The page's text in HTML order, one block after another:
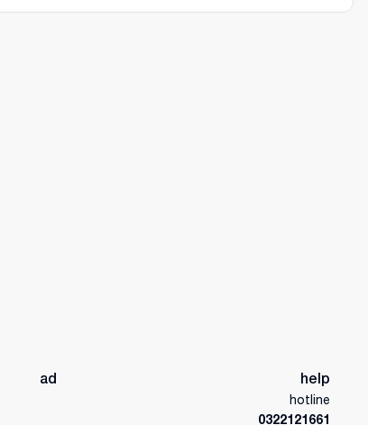
ad help
hotline
0322121661